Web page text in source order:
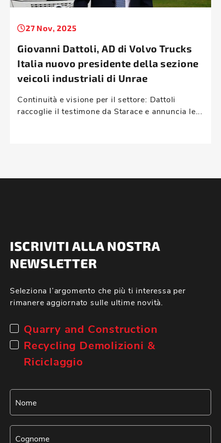
27 Nov, 2025
Giovanni Dattoli, AD di Volvo Trucks
Italia nuovo presidente della sezione
veicoli industriali di Unrae
Continuità e visione per il settore: Dattoli
raccoglie il testimone da Starace e annuncia le...
ISCRIVITI ALLA NOSTRA
NEWSLETTER
Seleziona l’argomento che più ti interessa per
rimanere aggiornato sulle ultime novità.
Quarry and Construction
Recycling Demolizioni &
Riciclaggio